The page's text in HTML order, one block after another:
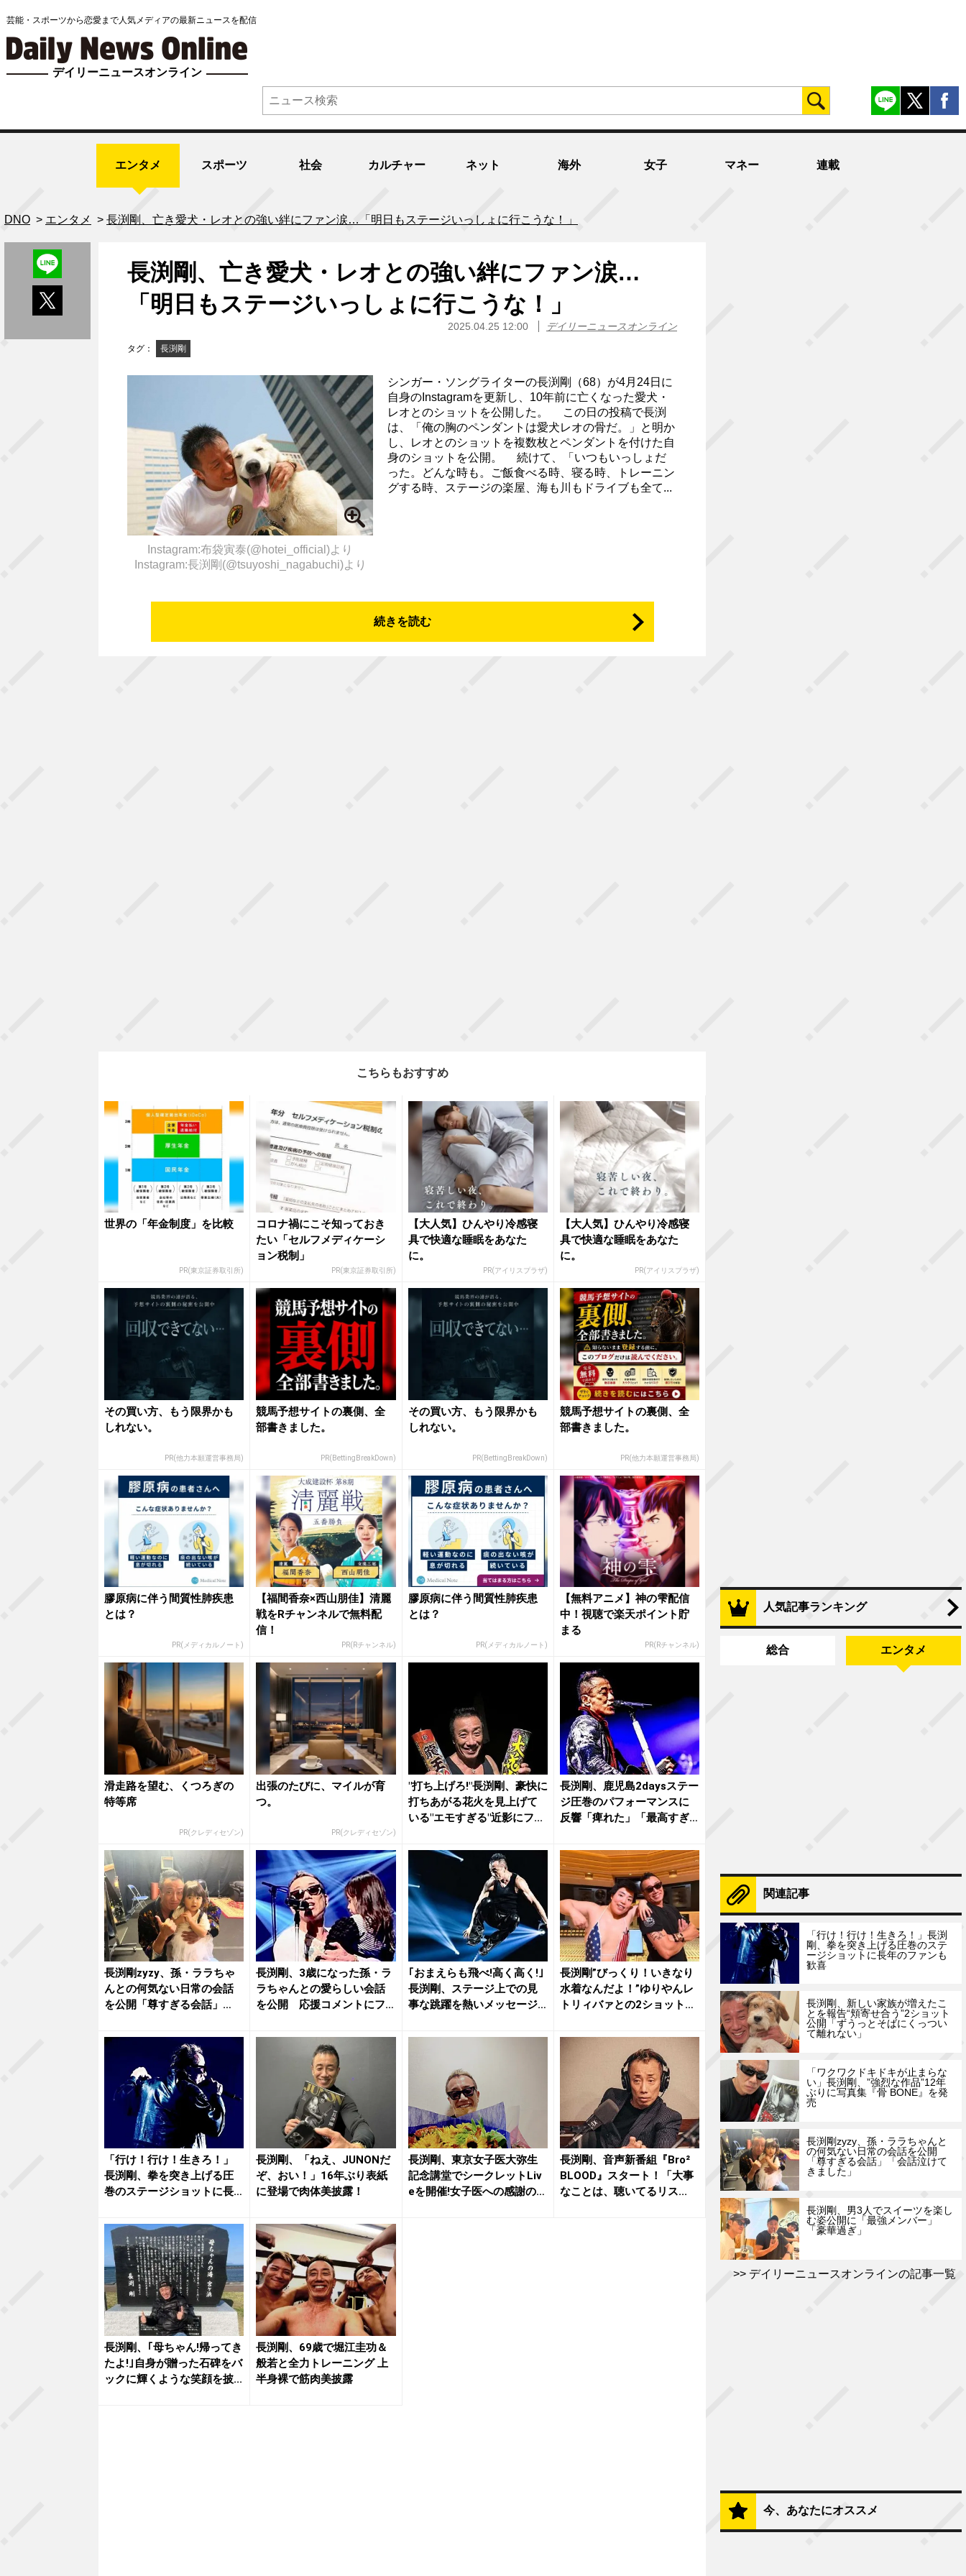
芸能・スポーツから恋愛まで人気メディアの最新ニュースを配信
デイリーニュースオンライン
エンタメ スポーツ 社会 カルチャー ネット 海外 女子 マネー 連載
DNO > エンタメ > 長渕剛、亡き愛犬・レオとの強い絆にファン涙…「明日もステージいっしょに行こうな！」
長渕剛、亡き愛犬・レオとの強い絆にファン涙…
「明日もステージいっしょに行こうな！」
2025.04.25 12:00 デイリーニュースオンライン
タグ： 長渕剛
Instagram:布袋寅泰(@hotei_official)より
Instagram:長渕剛(@tsuyoshi_nagabuchi)より
シンガー・ソングライターの長渕剛（68）が4月24日に
自身のInstagramを更新し、10年前に亡くなった愛犬・
レオとのショットを公開した。 この日の投稿で長渕
は、「俺の胸のペンダントは愛犬レオの骨だ。」と明か
し、レオとのショットを複数枚とペンダントを付けた自
身のショットを公開。 続けて、「いつもいっしょだ
った。どんな時も。ご飯食べる時、寝る時、トレーニン
グする時、ステージの楽屋、海も川もドライブも全て...
続きを読む
こちらもおすすめ
世界の「年金制度」を比較
PR(東京証券取引所)
コロナ禍にこそ知っておき
たい「セルフメディケーシ
ョン税制」
PR(東京証券取引所)
【大人気】ひんやり冷感寝
具で快適な睡眠をあなた
に。
PR(アイリスプラザ)
【大人気】ひんやり冷感寝
具で快適な睡眠をあなた
に。
PR(アイリスプラザ)
その買い方、もう限界かも
しれない。
PR(他力本願運営事務局)
競馬予想サイトの裏側、全
部書きました。
PR(BettingBreakDown)
その買い方、もう限界かも
しれない。
PR(BettingBreakDown)
競馬予想サイトの裏側、全
部書きました。
PR(他力本願運営事務局)
膠原病に伴う間質性肺疾患
とは？
PR(メディカルノート)
【福間香奈×西山朋佳】清麗
戦をRチャンネルで無料配
信！
PR(Rチャンネル)
膠原病に伴う間質性肺疾患
とは？
PR(メディカルノート)
【無料アニメ】神の雫配信
中！視聴で楽天ポイント貯
まる
PR(Rチャンネル)
滑走路を望む、くつろぎの
特等席
PR(クレディセゾン)
出張のたびに、マイルが育
つ。
PR(クレディセゾン)
"打ち上げろ!"長渕剛、豪快に
打ちあがる花火を見上げて
いる"エモすぎる"近影にフ...
長渕剛、鹿児島2daysステー
ジ圧巻のパフォーマンスに
反響「痺れた」「最高すぎ
長渕剛zyzy、孫・ララちゃ
んとの何気ない日常の会話
を公開「尊すぎる会話」
長渕剛、3歳になった孫・ラ
ラちゃんとの愛らしい会話
を公開 応援コメントにフ
｢おまえらも飛べ!高く高く!｣
長渕剛、ステージ上での見
事な跳躍を熱いメッセージ
長渕剛”びっくり！いきなり
水着なんだよ！”ゆりやんレ
トリィバァとの2ショット公
「行け！行け！生きろ！」
長渕剛、拳を突き上げる圧
巻のステージショットに長
長渕剛、「ねえ、JUNONだ
ぞ、おい！」16年ぶり表紙
に登場で肉体美披露！
長渕剛、東京女子医大弥生
記念講堂でシークレットLiv
eを開催!女子医への感謝の
長渕剛、音声新番組『Bro²
BLOOD』スタート！「大事
なことは、聴いてるリス...
長渕剛、｢母ちゃん!帰ってき
たよ!｣自身が贈った石碑をバ
ックに輝くような笑顔を披...
長渕剛、69歳で堀江圭功＆
般若と全力トレーニング 上
半身裸で筋肉美披露
人気記事ランキング
総合 エンタメ
関連記事
「行け！行け！生きろ！」長渕
剛、拳を突き上げる圧巻のステ
ージショットに長年のファンも
歓喜
長渕剛、新しい家族が増えたこ
とを報告“頬寄せ合う”2ショット
公開「ずうっとそばにくっつい
て離れない」
「ワクワクドキドキが止まらな
い」長渕剛、”強烈な作品”12年
ぶりに写真集『骨 BONE』を発
売
長渕剛zyzy、孫・ララちゃんと
の何気ない日常の会話を公開
「尊すぎる会話」「会話泣けて
きました」
長渕剛、男3人でスイーツを楽し
む姿公開に「最強メンバー」
「豪華過ぎ」
デイリーニュースオンラインの記事一覧
今、あなたにオススメ